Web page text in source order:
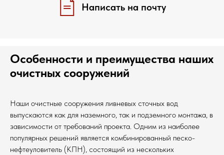
Написать на почту
Особенности и преимущества наших
очистных сооружений
Наши очистные сооружения ливневых сточных вод
выпускаются как для наземного, так и подземного монтажа, в
зависимости от требований проекта. Одним из наиболее
популярных решений является комбинированный песко-
нефтеуловитель (КПН), состоящий из нескольких